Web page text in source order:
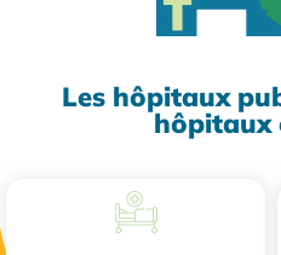
Les hôpitaux
hôpitaux